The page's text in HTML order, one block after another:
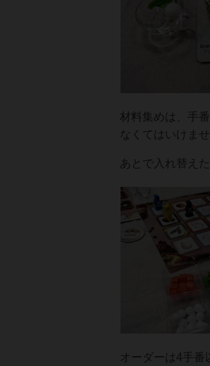
材料集めは、手
なくてはいけませ
あとで入れ替え
オーダーは4手番